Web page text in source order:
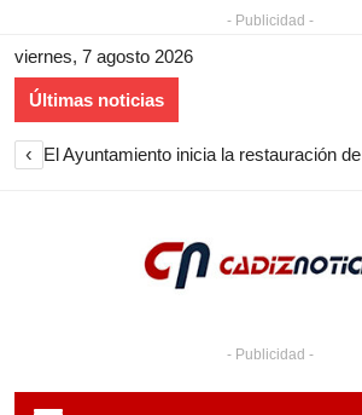
- Publicidad -
viernes, 7 agosto 2026
Últimas noticias
‹
- Publicidad -